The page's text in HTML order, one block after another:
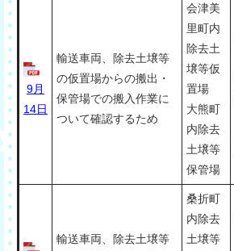
9月
14日
輸送車両、除去土壌等
の仮置場からの搬出・
保管場での搬入作業に
ついて確認するため
会津美
里町内
除去土
壌等仮
置場
大熊町
内除去
土壌等
保管場
輸送車両、除去土壌等
桑折町
内除去
土壌等